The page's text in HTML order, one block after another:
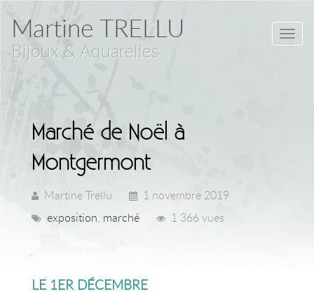
Martine TRELLU
Bijoux & Aquarelles
Marché de Noël à
Montgermont
Martine Trellu
1 novembre 2019
exposition, marché 1 366 vues
LE 1ER DÉCEMBRE